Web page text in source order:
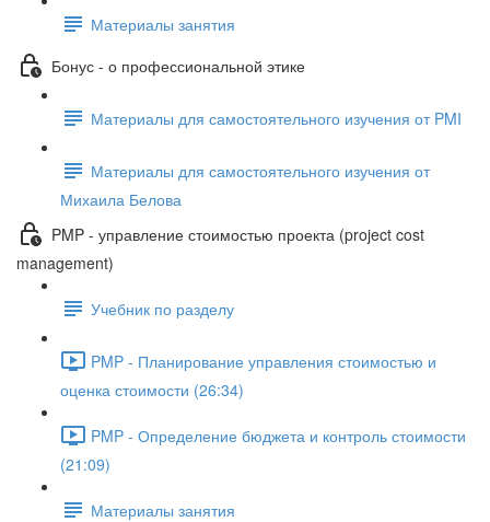
Материалы занятия
Бонус - о профессиональной этике
Материалы для самостоятельного изучения от PMI
Материалы для самостоятельного изучения от
Михаила Белова
PMP - управление стоимостью проекта (project cost
management)
Учебник по разделу
PMP - Планирование управления стоимостью и
оценка стоимости (26:34)
PMP - Определение бюджета и контроль стоимости
(21:09)
Материалы занятия